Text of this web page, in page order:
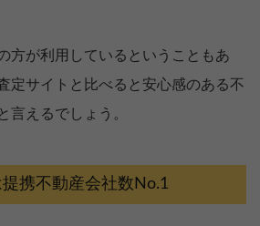
方が利用しているということもあ
定サイトと比べると安心感のある不
言えるでしょう。
携不動産会社数No.1